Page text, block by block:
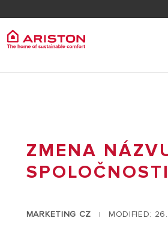
ZMENA
SPOLOČNOSTI
MARKETING CZ | MODIFIED: